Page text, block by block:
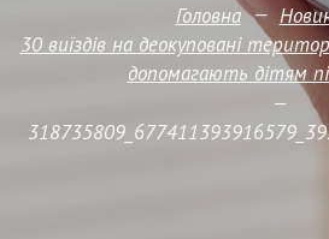
Головна —
30 виїздів на деокуповані
допомагають дітям
—